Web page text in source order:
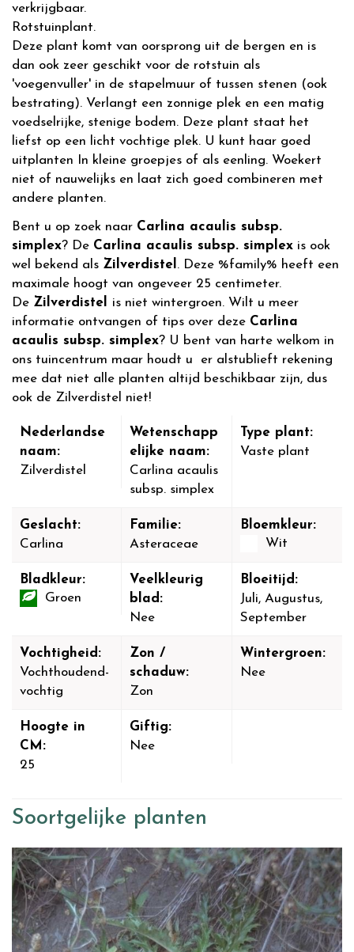
verkrijgbaar.
Rotstuinplant.
Deze plant komt van oorsprong uit de bergen en is
dan ook zeer geschikt voor de rotstuin als
'voegenvuller' in de stapelmuur of tussen stenen (ook
bestrating). Verlangt een zonnige plek en een matig
voedselrijke, stenige bodem. Deze plant staat het
liefst op een licht vochtige plek. U kunt haar goed
uitplanten In kleine groepjes of als eenling. Woekert
niet of nauwelijks en laat zich goed combineren met
andere planten.
Bent u op zoek naar Carlina acaulis subsp.
simplex? De Carlina acaulis subsp. simplex is ook
wel bekend als Zilverdistel . Deze %family% heeft een
maximale hoogt van ongeveer 25 centimeter.
De Zilverdistel is niet wintergroen. Wilt u meer
informatie ontvangen of tips over deze Carlina
acaulis subsp. simplex? U bent van harte welkom in
ons tuincentrum maar houdt u er alstublieft rekening
mee dat niet alle planten altijd beschikbaar zijn, dus
ook de Zilverdistel niet!
Nederlandse
naam:
Zilverdistel
Wetenschapp
elijke naam:
Carlina acaulis
subsp. simplex
Type plant:
Vaste plant
Geslacht:
Carlina
Familie:
Asteraceae
Bloemkleur:
Wit
Bladkleur:
Groen
Veelkleurig
blad:
Nee
Bloeitijd:
Juli, Augustus,
September
Vochtigheid:
Vochthoudend-
vochtig
Zon /
schaduw:
Zon
Wintergroen:
Nee
Hoogte in
CM:
25
Giftig:
Nee
Soortgelijke planten